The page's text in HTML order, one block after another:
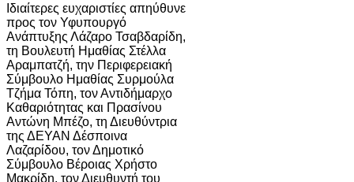
Ιδιαίτερες ευχαριστίες απηύθυνε
προς τον Υφυπουργό
Ανάπτυξης Λάζαρο Τσαβδαρίδη,
τη Βουλευτή Ημαθίας Στέλλα
Αραμπατζή, την Περιφερειακή
Σύμβουλο Ημαθίας Συρμούλα
Τζήμα Τόπη, τον Αντιδήμαρχο
Καθαριότητας και Πρασίνου
Αντώνη Μπέζο, τη Διευθύντρια
της ΔΕΥΑΝ Δέσποινα
Λαζαρίδου, τον Δημοτικό
Σύμβουλο Βέροιας Χρήστο
Μακρίδη, τον Διευθυντή του